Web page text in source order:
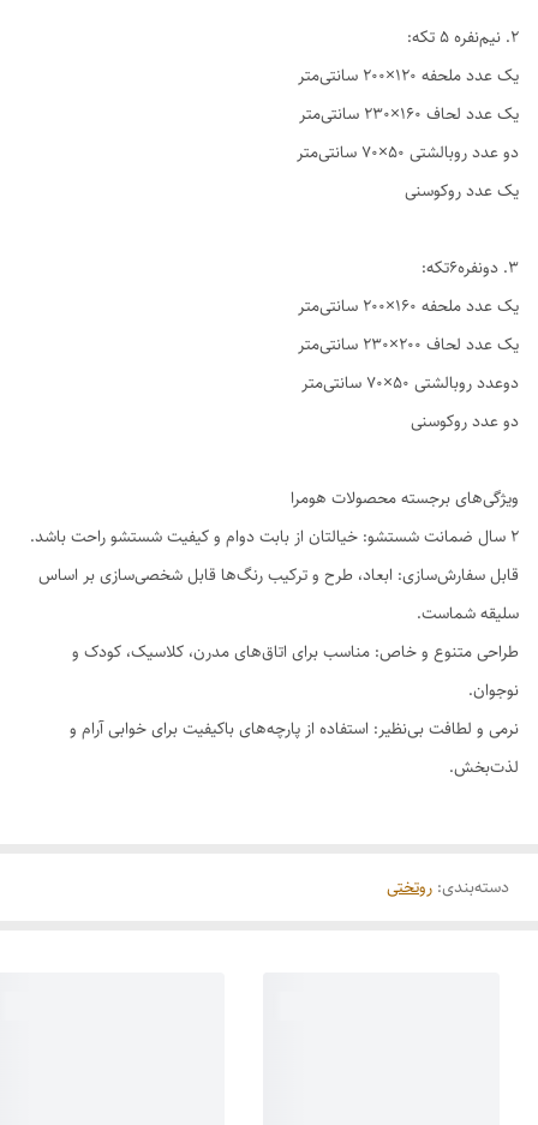
2. نیم‌نفره ۵ تکه:
یک عدد ملحفه ۱۲۰×۲۰۰ سانتی‌متر
یک عدد لحاف ۱۶۰×۲۳۰ سانتی‌متر
دو عدد روبالشتی ۵۰×۷۰ سانتی‌متر
یک عدد روکوسنی
3. دو‌نفره6تکه:
یک عدد ملحفه ۱۶۰×۲۰۰ سانتی‌متر
یک عدد لحاف ۲۰۰×۲۳۰ سانتی‌متر
دوعدد روبالشتی ۵۰×۷۰ سانتی‌متر
دو عدد روکوسنی
ویژگی‌های برجسته محصولات هومرا
۲ سال ضمانت شستشو: خیالتان از بابت دوام و کیفیت شستشو راحت باشد.
قابل سفارش‌سازی: ابعاد، طرح و ترکیب رنگ‌ها قابل شخصی‌سازی بر اساس
سلیقه شماست.
طراحی متنوع و خاص: مناسب برای اتاق‌های مدرن، کلاسیک، کودک و
نوجوان.
نرمی و لطافت بی‌نظیر: استفاده از پارچه‌های باکیفیت برای خوابی آرام و
لذت‌بخش.
دسته‌بندی: روتختی